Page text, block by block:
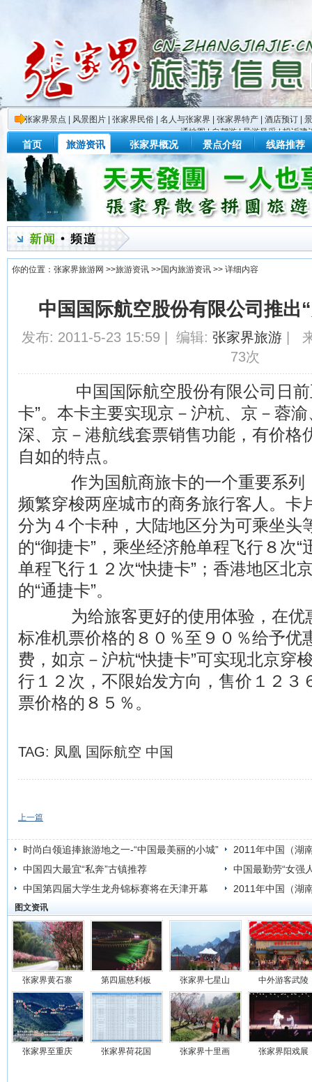
张家界景点 风景图片 张家界民俗 名人与张家界 张家界特产 酒店预订
通地图|自驾游|导游风采|投诉建
首页 旅游资讯 张家界概况 景点介绍 线路推荐
你的位置： 张家界旅游网 >>旅游资讯 >>国内旅游资讯 >> 详细内容
中国国际航空股份有限公司推出
发布: 2011-5-23 15:59 | 编辑: 张家界旅游| 来
73次
中国国际航空股份有限公司日前
卡”。本卡主要实现京－沪杭、京－蓉
深、京－港航线套票销售功能，有价格
自如的特点。
作为国航商旅卡的一个重要系列
频繁穿梭两座城市的商务旅行客人。卡
分为４个卡种，大陆地区分为可乘坐头
的“御捷卡”，乘坐经济舱单程飞行８次“
单程飞行１２次“快捷卡”；香港地区北
的“通捷卡”。
为给旅客更好的使用体验，在优
标准机票价格的８０％至９０％给予优
费，如京－沪杭“快捷卡”可实现北京穿
行１２次，不限始发方向，售价１２３
票价格的８５％。
TAG: 凤凰 国际航空 中国
上一篇
时尚白领追捧旅游地之一-“中国最美丽的小城”
凤凰古城
2011年中国（湖
首发
中国四大最宜“私奔”古镇推荐
中国最勤劳“女强
中国第四届大学生龙舟锦标赛将在天津开幕
2011年中国（湖
图文资讯
张家界黄石寨 第四届慈利板 张家界七星山 中外游客武陵
张家界至重庆 张家界荷花国 张家界十里画 张家界阳戏展